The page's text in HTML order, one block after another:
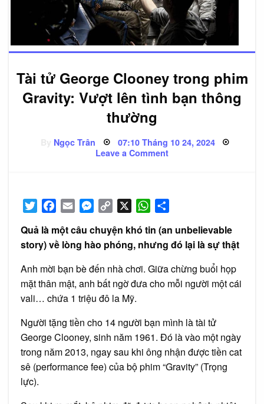
Tài tử George Clooney trong phim
Gravity: Vượt lên tình bạn thông
thường
Ngọc Trân Posted
on
07:10 Tháng 10 24, 2024
Leave a Commenton
phim
Gravity:
lên
tình
bạn
thông
TwitterFacebook
Email Messenger
Copy
WhatsApp
Quả là một câu chuyện khó tin (an unbelievable
story) về lòng hào phóng, nhưng đó lại là sự thật
Anh mời bạn bè đến nhà chơi. Giữa chừng buổi họp
mặt thân mật, anh bất ngờ đưa cho mỗi người một cái
vali… chứa 1 triệu đô la Mỹ.
Người tặng tiền cho 14 người bạn mình là tài tử
George Clooney, sinh năm 1961. Đó là vào một ngày
trong năm 2013, ngay sau khi ông nhận được tiền cat
sê (performance fee) của bộ phim “Gravity” (Trọng
lực).